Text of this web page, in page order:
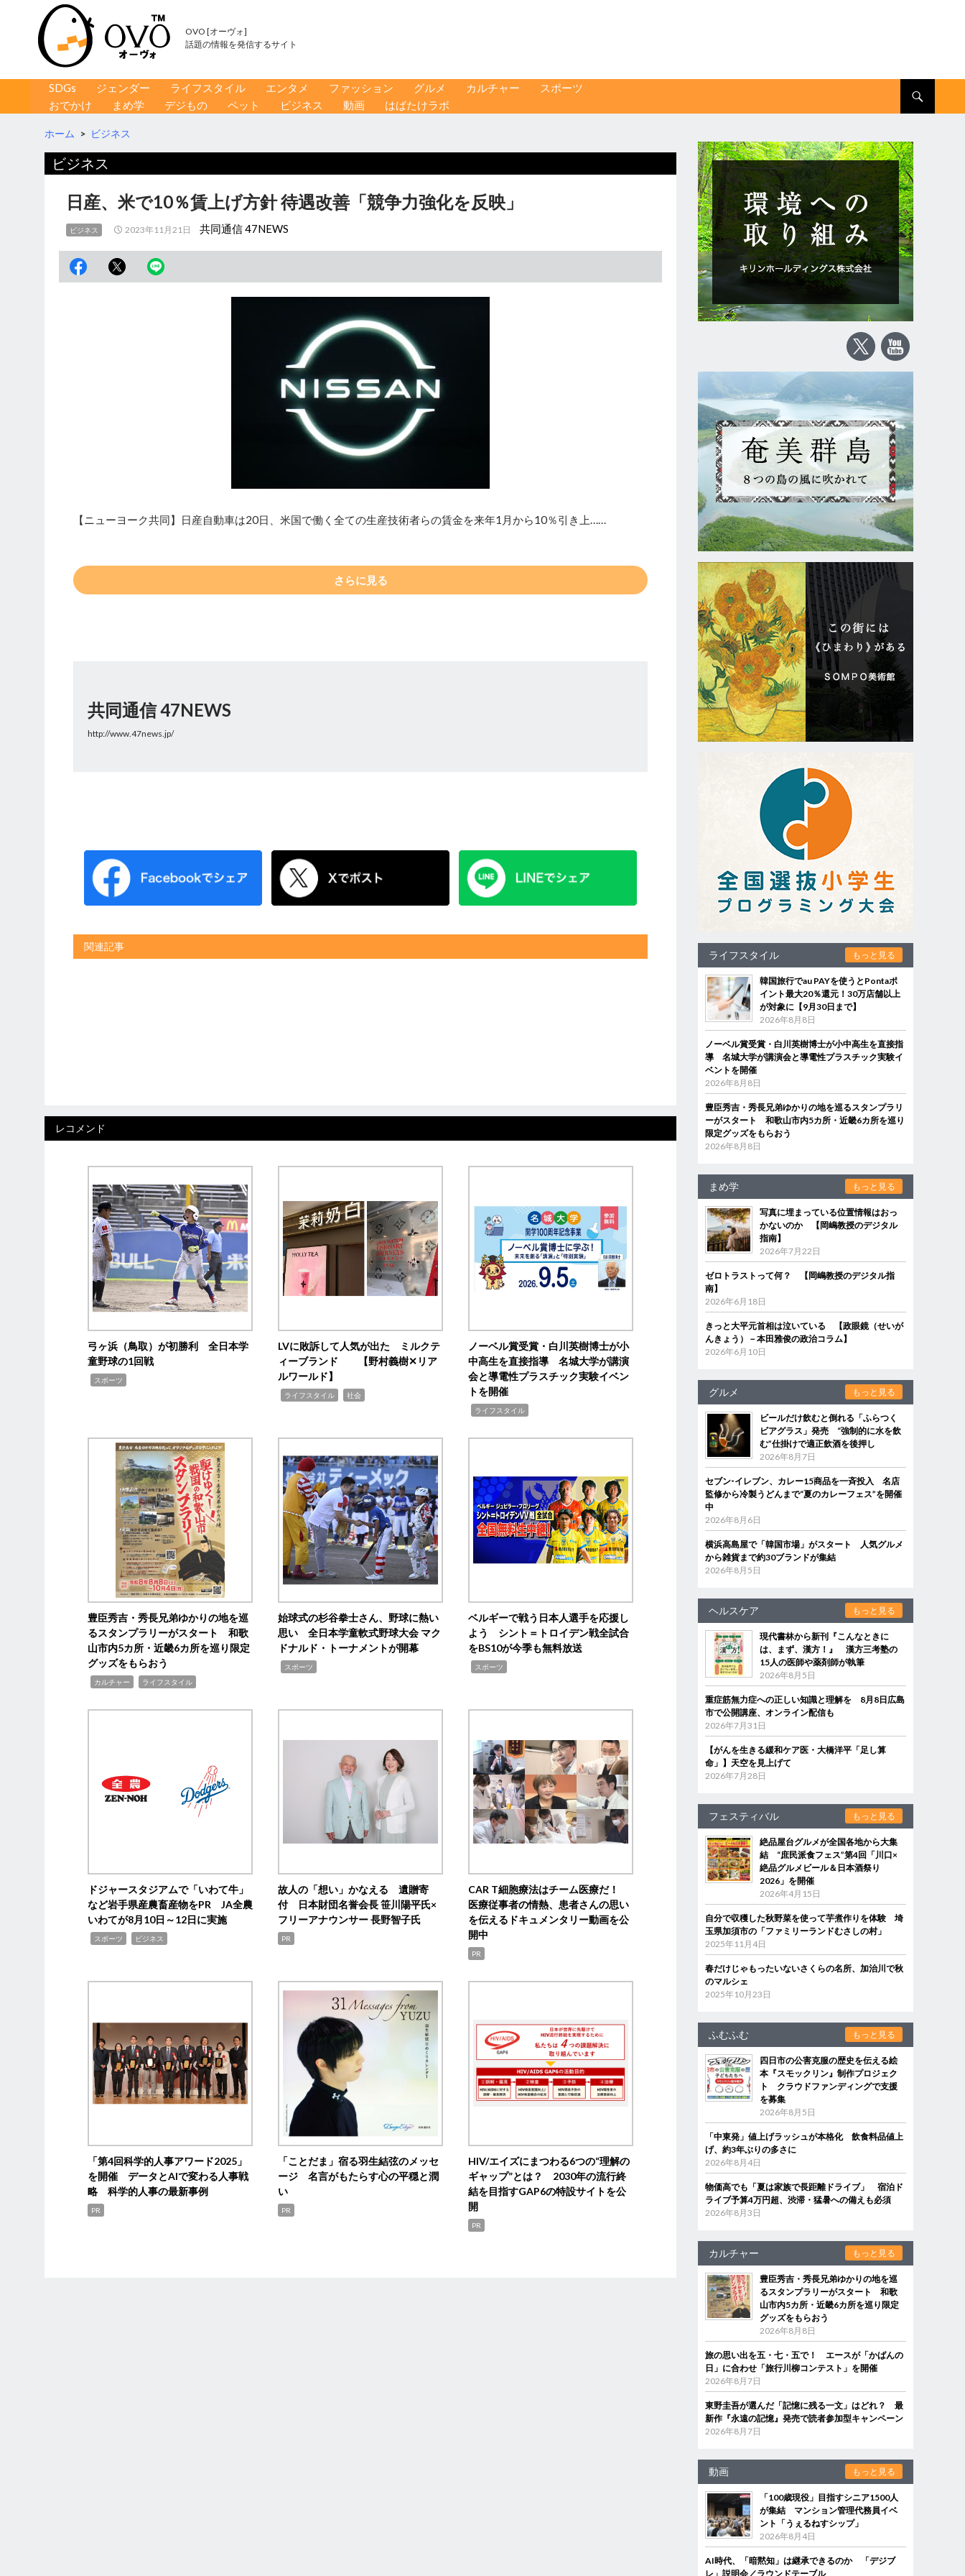
OVO [オーヴォ]
話題の情報を発信するサイト
コンテンツへ移動
SDGs ジェンダー ライフスタイル エンタメ ファッション グルメ カルチャー
スポーツ
おでかけ
まめ学 デジもの ペット ビジネス 動画 はばたけラボ
ホーム > ビジネス
ビジネス
日産、米で10％賃上げ方針 待遇改善「競争力強化を反映」
ビジネス 2023年11月21日 共同通信 47NEWS
【ニューヨーク共同】日産自動車は20日、米国で働く全ての生産技術者らの賃金を来年1月から10％引き上……
さらに見る
共同通信 47NEWS
http://www.47news.jp/
関連記事
レコメンド
弓ヶ浜（鳥取）が初勝利 全日本学
童野球の1回戦
スポーツ
LVに敗訴して人気が出た ミルクテ
ィーブランド 【野村義樹✕リア
ルワールド】
ライフスタイル 社会
ノーベル賞受賞・白川英樹博士が小
中高生を直接指導 名城大学が講演
会と導電性プラスチック実験イベン
トを開催
ライフスタイル
豊臣秀吉・秀長兄弟ゆかりの地を巡
るスタンプラリーがスタート 和歌
山市内5カ所・近畿6カ所を巡り限定
グッズをもらおう
カルチャー ライフスタイル
始球式の杉谷拳士さん、野球に熱い
思い 全日本学童軟式野球大会 マク
ドナルド・トーナメントが開幕
スポーツ
ベルギーで戦う日本人選手を応援し
よう シント＝トロイデン戦全試合
をBS10が今季も無料放送
スポーツ
ドジャースタジアムで「いわて牛」
など岩手県産農畜産物をPR JA全農
いわてが8月10日～12日に実施
スポーツ ビジネス
故人の「想い」かなえる 遺贈寄
付 日本財団名誉会長 笹川陽平氏×
フリーアナウンサー 長野智子氏
PR
CAR T細胞療法はチーム医療だ！
医療従事者の情熱、患者さんの思い
を伝えるドキュメンタリー動画を公
開中
PR
「第4回科学的人事アワード2025」
を開催 データとAIで変わる人事戦
略 科学的人事の最新事例
PR
「ことだま」宿る羽生結弦のメッセ
ージ 名言がもたらす心の平穏と潤
い
PR
HIV/エイズにまつわる6つの“理解の
ギャップ”とは？ 2030年の流行終
結を目指すGAP6の特設サイトを公
開
PR
ライフスタイル もっと見る
韓国旅行でau PAYを使うとPontaポ
イント最大20％還元！30万店舗以上
が対象に【9月30日まで】
2026年8月8日
ノーベル賞受賞・白川英樹博士が小中高生を直接指
導 名城大学が講演会と導電性プラスチック実験イ
ベントを開催
2026年8月8日
豊臣秀吉・秀長兄弟ゆかりの地を巡るスタンプラリ
ーがスタート 和歌山市内5カ所・近畿6カ所を巡り
限定グッズをもらおう
2026年8月8日
まめ学 もっと見る
写真に埋まっている位置情報はおっ
かないのか 【岡嶋教授のデジタル
指南】
2026年7月22日
ゼロトラストって何？ 【岡嶋教授のデジタル指
南】
2026年6月18日
きっと大平元首相は泣いている 【政眼鏡（せいが
んきょう）－本田雅俊の政治コラム】
2026年6月10日
グルメ もっと見る
ビールだけ飲むと倒れる「ふらつく
ビアグラス」発売 “強制的に水を飲
む”仕掛けで適正飲酒を後押し
2026年8月7日
セブン‐イレブン、カレー15商品を一斉投入 名店
監修から冷製うどんまで“夏のカレーフェス”を開催
中
2026年8月6日
横浜高島屋で「韓国市場」がスタート 人気グルメ
から雑貨まで約30ブランドが集結
2026年8月5日
ヘルスケア もっと見る
現代書林から新刊『こんなときに
は、まず、漢方！』 漢方三考塾の
15人の医師や薬剤師が執筆
2026年8月5日
重症筋無力症への正しい知識と理解を 8月8日広島
市で公開講座、オンライン配信も
2026年7月31日
【がんを生きる緩和ケア医・大橋洋平「足し算
命」】天空を見上げて
2026年7月28日
フェスティバル もっと見る
絶品屋台グルメが全国各地から大集
結 “庶民派食フェス”第4回「川口×
絶品グルメビール＆日本酒祭り
2026」を開催
2026年4月15日
自分で収穫した秋野菜を使って芋煮作りを体験 埼
玉県加須市の「ファミリーランドむさしの村」
2025年11月4日
春だけじゃもったいないさくらの名所、加治川で秋
のマルシェ
2025年10月23日
ふむふむ もっと見る
四日市の公害克服の歴史を伝える絵
本『スモックリン』制作プロジェク
ト クラウドファンディングで支援
を募集
2026年8月5日
「中東発」値上げラッシュが本格化 飲食料品値上
げ、約3年ぶりの多さに
2026年8月4日
物価高でも「夏は家族で長距離ドライブ」 宿泊ド
ライブ予算4万円超、渋滞・猛暑への備えも必須
2026年8月3日
カルチャー もっと見る
豊臣秀吉・秀長兄弟ゆかりの地を巡
るスタンプラリーがスタート 和歌
山市内5カ所・近畿6カ所を巡り限定
グッズをもらおう
2026年8月8日
旅の思い出を五・七・五で！ エースが「かばんの
日」に合わせ「旅行川柳コンテスト」を開催
2026年8月7日
東野圭吾が選んだ「記憶に残る一文」はどれ？ 最
新作『永遠の記憶』発売で読者参加型キャンペーン
2026年8月7日
動画 もっと見る
「100歳現役」目指すシニア1500人
が集結 マンション管理代務員イベ
ント「うぇるねすシップ」
2026年8月4日
AI時代、「暗黙知」は継承できるのか 「デジブ
レ」説明会／ラウンドテーブル